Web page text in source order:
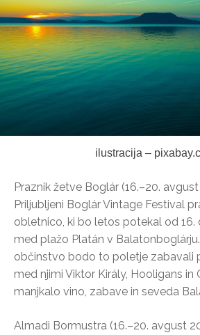
ilustracija –
Praznik žetve Boglár (16.–20.
Priljubljeni Boglár Vintage Festival
obletnico, ki bo letos potekal od 16.
med plažo Platán v
občinstvo bodo to poletje zabavali
med njimi Viktor Király, Hooligans in
manjkalo vino, zabave in seveda
Almadi Bormustra (16.–20. avgust